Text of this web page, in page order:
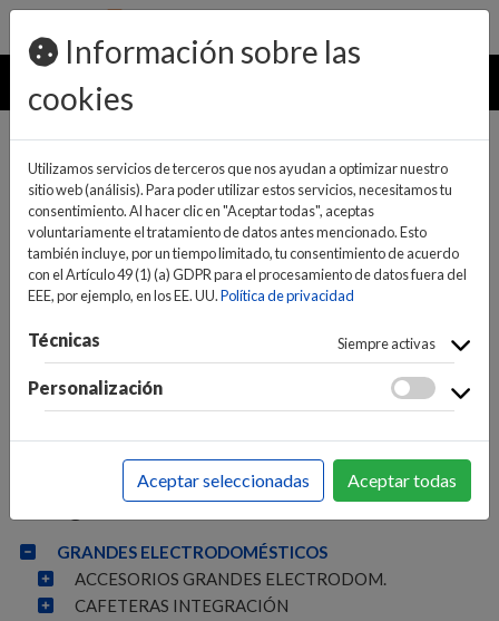
pedidos@ideaelectrodomesticos.com
924 047 836
MENU
INICIO>GRANDES ELECTRODOMÉSTICOS>GRIFOS
Categorías
GRANDES ELECTRODOMÉSTICOS
ACCESORIOS GRANDES ELECTRODOM.
CAFETERAS INTEGRACIÓN
Información sobre las
cookies
Utilizamos servicios de terceros que nos ayudan a optimizar nuestro
sitio web (análisis). Para poder utilizar estos servicios, necesitamos tu
consentimiento. Al hacer clic en "Aceptar todas", aceptas
voluntariamente el tratamiento de datos antes mencionado. Esto
también incluye, por un tiempo limitado, tu consentimiento de acuerdo
con el Artículo 49 (1) (a) GDPR para el procesamiento de datos fuera del
EEE, por ejemplo, en los EE. UU.Política de privacidad
Técnicas Siempre activas
Personalización
Aceptar seleccionadas Aceptar todas